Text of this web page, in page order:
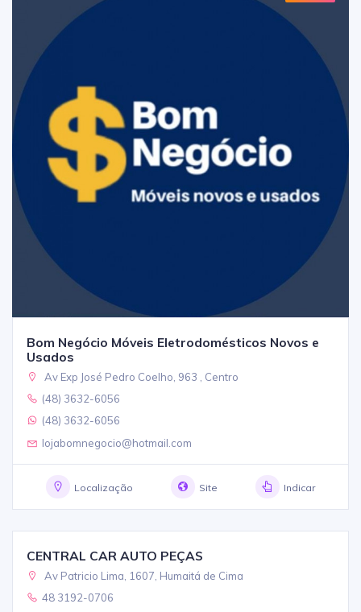
Bom Negócio Móveis Eletrodomésticos Novos e
Usados
Av Exp José Pedro Coelho, 963 , Centro
(48) 3632-6056
(48) 3632-6056
lojabomnegocio@hotmail.com
Localização Site Indicar
CENTRAL CAR AUTO PEÇAS
Av Patricio Lima, 1607, Humaitá de Cima
48 3192-0706